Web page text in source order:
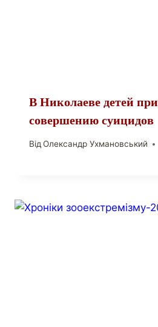
В Николаеве детей
совершению суицидов
Від Олександр Ухмановський